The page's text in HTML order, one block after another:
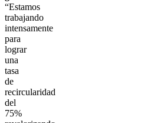
“Estamos
trabajando
intensamente
para
lograr
una
tasa
de
recircularidad
del
75%